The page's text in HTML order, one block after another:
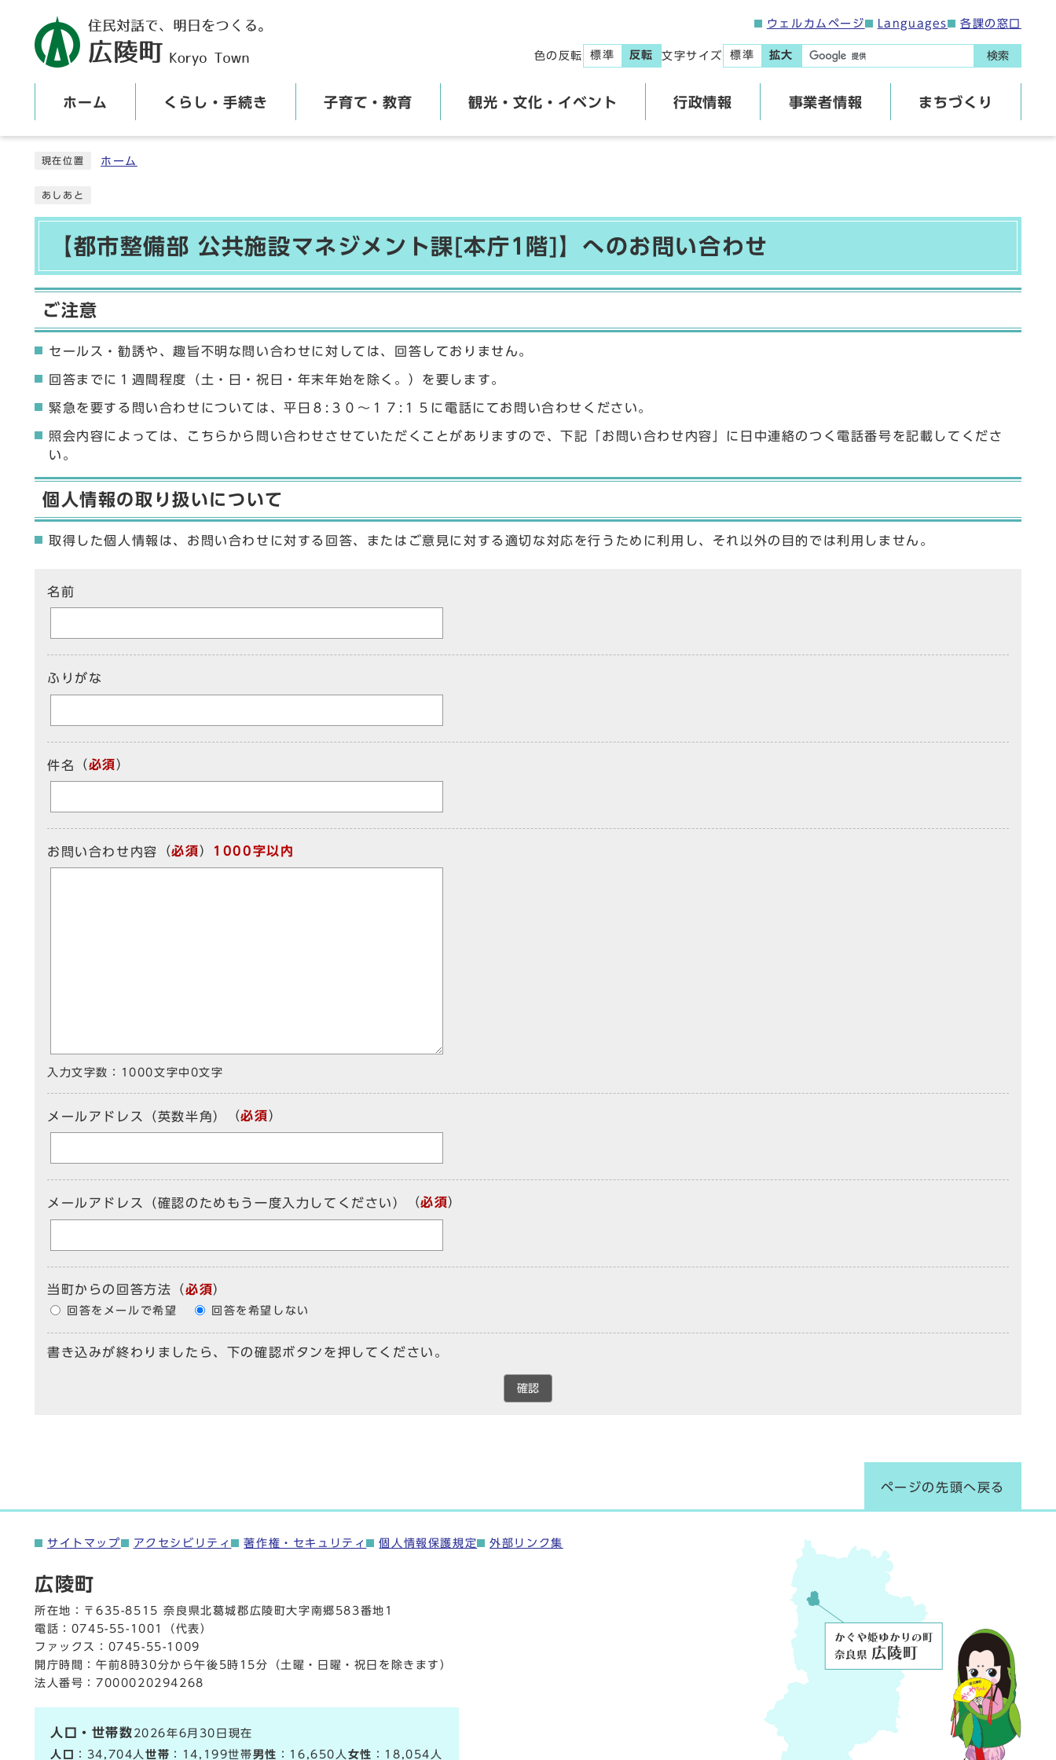
ウェルカムページ Languages 各課の窓口
色の反転 標準 反転 文字サイズ 標準 拡大 検索
ホーム くらし・手続き 子育て・教育 観光・文化・イベント 行政情報 事業者情報 まちづくり
現在位置 ホーム
あしあと
【都市整備部 公共施設マネジメント課[本庁1階]】へのお問い合わせ
ご注意
セールス・勧誘や、趣旨不明な問い合わせに対しては、回答しておりません。
回答までに１週間程度（土・日・祝日・年末年始を除く。）を要します。
緊急を要する問い合わせについては、平日８:３０〜１７:１５に電話にてお問い合わせください。
照会内容によっては、こちらから問い合わせさせていただくことがありますので、下記「お問い合わせ内容」に日中連絡のつく電話番号を記載してくださ
い。
個人情報の取り扱いについて
取得した個人情報は、お問い合わせに対する回答、またはご意見に対する適切な対応を行うために利用し、それ以外の目的では利用しません。
名前
ふりがな
件名 （必須）
お問い合わせ内容 （必須） 1000字以内
入力文字数： 1000文字中 0文字
メールアドレス（英数半角） （必須）
メールアドレス（確認のためもう一度入力してください） （必須）
当町からの回答方法 （必須）
回答をメールで希望 回答を希望しない
書き込みが終わりましたら、下の確認ボタンを押してください。
確認
ページの先頭へ戻る
サイトマップ アクセシビリティ 著作権・セキュリティ 個人情報保護規定 外部リンク集
広陵町
所在地：〒635-8515 奈良県北葛城郡広陵町大字南郷583番地1
電話： 0745-55-1001
（代表）
ファックス：0745-55-1009
開庁時間：午前8時30分から午後5時15分（土曜・日曜・祝日を除きます）
法人番号：7000020294268
人口・世帯数 2026年6月30日現在
人口
：34,704人世帯 ：14,199世帯男性 ：16,650人 女性 ：18,054人